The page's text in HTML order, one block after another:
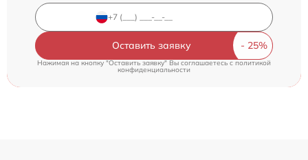
Оставить заявку
Нажимая на кнопку "Оставить заявку" Вы соглашаетесь cполитикой
конфиденциальности